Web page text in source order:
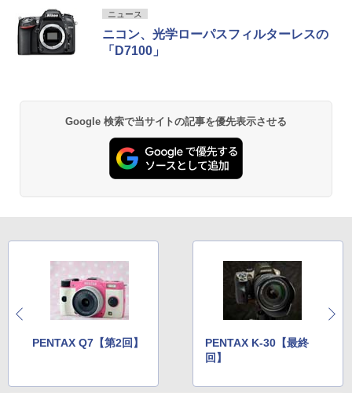
ニュース
ニコン、光学ローパスフィルターレスの
「D7100」
Google 検索で当サイトの記事を優先表示させる
PENTAX Q7【第2回】
PENTAX K-30【最終
回】